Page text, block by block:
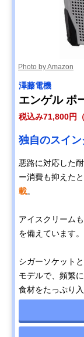
Photo by Amazon
澤藤電機
エンゲル ポ
税込み71,800円
独自のスイ
悪路に対応した
ー消費も抑えた
載。
アイスクリーム
を備えています。
シガーソケット
モデルで、頻繁
食材をたっぷり